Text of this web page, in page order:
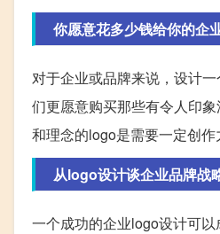
你愿意花多少钱给你的企
对于企业或品牌来说，设计
们更愿意购买那些有令人印
和理念的logo是需要一定创作
从logo设计谈企业品牌战
一个成功的企业logo设计可